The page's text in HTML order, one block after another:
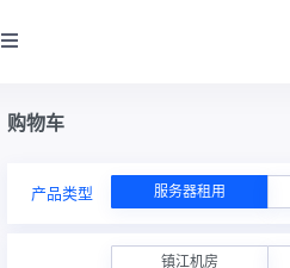
购物车
产品类型 服务器租用
镇江机房